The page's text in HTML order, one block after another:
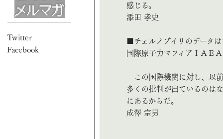
感じる。
添田 孝史
■チェルノブイリのデータ
国際原子力マフィアＩＡＥ
この国際機関に対し、以
多くの批判が出ているのは
にあるからだ。
成澤 宗男